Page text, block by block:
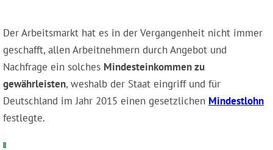
Der Arbeitsmarkt hat es in der Vergangenheit nicht immer
geschafft, allen Arbeitnehmern durch Angebot und
Nachfrage ein solches Mindesteinkommen zu
gewährleisten, weshalb der Staat eingriff und für
Deutschland im Jahr 2015 einen gesetzlichen Mindestlohn
festlegte.